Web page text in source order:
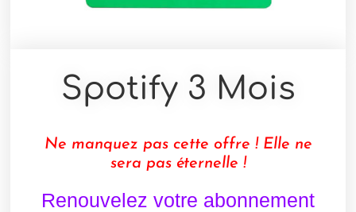
Spotify 3 Mois
Ne manquez pas cette offre ! Elle ne
sera pas éternelle !
Renouvelez votre abonnement